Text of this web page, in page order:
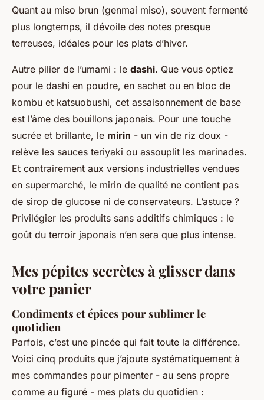
Quant au miso brun (genmai miso), souvent fermenté
plus longtemps, il dévoile des notes presque
terreuses, idéales pour les plats d’hiver.
Autre pilier de l’umami : le dashi. Que vous optiez
pour le dashi en poudre, en sachet ou en bloc de
kombu et katsuobushi, cet assaisonnement de base
est l’âme des bouillons japonais. Pour une touche
sucrée et brillante, le mirin - un vin de riz doux -
relève les sauces teriyaki ou assouplit les marinades.
Et contrairement aux versions industrielles vendues
en supermarché, le mirin de qualité ne contient pas
de sirop de glucose ni de conservateurs. L’astuce ?
Privilégier les produits sans additifs chimiques : le
goût du terroir japonais n’en sera que plus intense.
Mes pépites secrètes à glisser dans
votre panier
Condiments et épices pour sublimer le
quotidien
Parfois, c’est une pincée qui fait toute la différence.
Voici cinq produits que j’ajoute systématiquement à
mes commandes pour pimenter - au sens propre
comme au figuré - mes plats du quotidien :